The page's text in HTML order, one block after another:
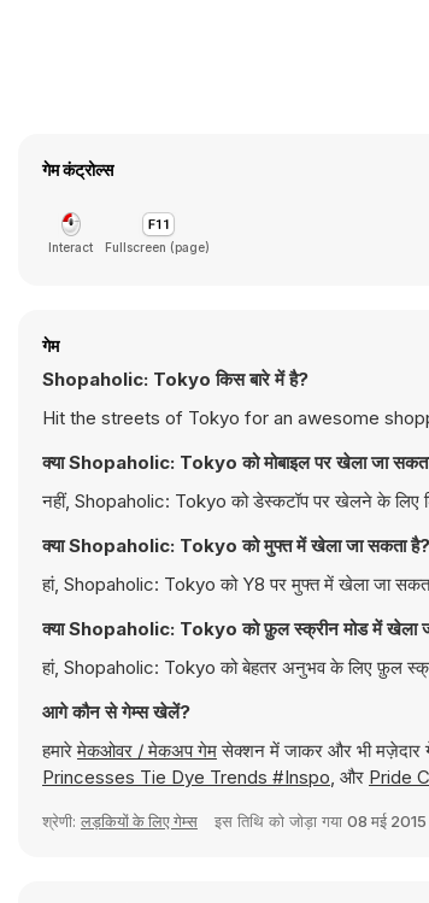
गेम कंट्रोल्स
Interact Fullscreen (page)
गेम
Shopaholic: Tokyo किस बारे में है?
Hit the streets of Tokyo for an awesome
क्या Shopaholic: Tokyo को मोबाइल पर खेला जा
नहीं, Shopaholic: Tokyo को डेस्कटॉप पर खेलने के लिए
क्या Shopaholic: Tokyo को मुफ्त में खेला जा सकता है?
हां, Shopaholic: Tokyo को Y8 पर मुफ्त में खेला जा
क्या Shopaholic: Tokyo को फ़ुल स्क्रीन मोड में खेला
हां, Shopaholic: Tokyo को बेहतर अनुभव के लिए फ़ुल
आगे कौन से गेम्स खेलें?
हमारेमेकओवर / मेकअप गेमसेक्शन में जाकर और भी मज़ेदार
Princesses Tie Dye Trends #Inspo, और Pride
श्रेणी: लड़कियों के लिए गेम्स इस तिथि को जोड़ा गया 08 मई 2015